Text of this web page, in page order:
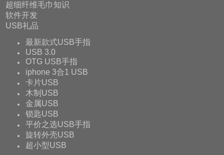
超细纤维毛巾知识
软件开发
USB礼品
最新款式USB手指
USB 3.0
OTG USB手指
iphone 3合1 USB
卡片USB
木制USB
金属USB
锁匙USB
平价之选USB手指
旋转外壳USB
超小型USB